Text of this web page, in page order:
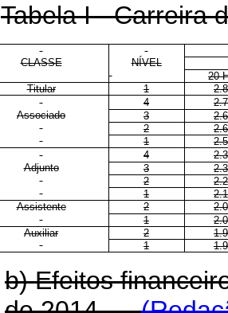
Tabela I - Carreira
CLASSE
NÍVEL
20
Titular
1
4
Associado
3
2
1
4
Adjunto
3
2
1
Assistente
2
1
Auxiliar
2
1
b) Efeitos